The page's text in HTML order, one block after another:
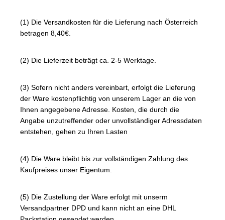
(1) Die Versandkosten für die Lieferung nach Österreich
betragen 8,40€.
(2) Die Lieferzeit beträgt ca. 2-5 Werktage.
(3) Sofern nicht anders vereinbart, erfolgt die Lieferung
der Ware kostenpflichtig von unserem Lager an die von
Ihnen angegebene Adresse. Kosten, die durch die
Angabe unzutreffender oder unvollständiger Adressdaten
entstehen, gehen zu Ihren Lasten
(4) Die Ware bleibt bis zur vollständigen Zahlung des
Kaufpreises unser Eigentum.
(5) Die Zustellung der Ware erfolgt mit unserm
Versandpartner DPD und kann nicht an eine DHL